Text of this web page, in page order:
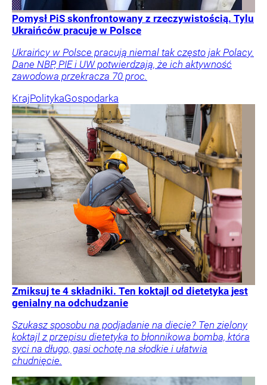
Pomysł PiS skonfrontowany z rzeczywistością. Tylu
Ukraińców pracuje w Polsce
Ukraińcy w Polsce pracują niemal tak często jak Polacy.
Dane NBP, PIE i UW potwierdzają, że ich aktywność
zawodowa przekracza 70 proc.
KrajPolitykaGospodarka
Zmiksuj te 4 składniki. Ten koktajl od dietetyka jest
genialny na odchudzanie
Szukasz sposobu na podjadanie na diecie? Ten zielony
koktajl z przepisu dietetyka to błonnikowa bomba, która
syci na długo, gasi ochotę na słodkie i ułatwia
chudnięcie.